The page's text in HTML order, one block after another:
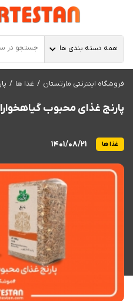
همه دسته بندی ها
فروشگاه اینترنتی مارتستان غذا ها
پارنج غذای محبوب
غذا ها 1401/08/21